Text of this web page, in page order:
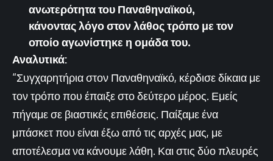
ανωτερότητα του Παναθηναϊκού,
κάνοντας λόγο στον λάθος τρόπο με τον
οποίο αγωνίστηκε η ομάδα του.
Αναλυτικά:
“Συγχαρητήρια στον Παναθηναϊκό, κέρδισε δίκαια με
τον τρόπο που έπαιξε στο δεύτερο μέρος. Εμείς
πήγαμε σε βιαστικές επιθέσεις. Παίξαμε ένα
μπάσκετ που είναι έξω από τις αρχές μας, με
αποτέλεσμα να κάνουμε λάθη. Και στις δύο πλευρές